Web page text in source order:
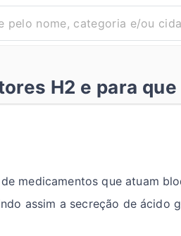
H2 e para
medicamentos que atuam
assim a secreção de ácido